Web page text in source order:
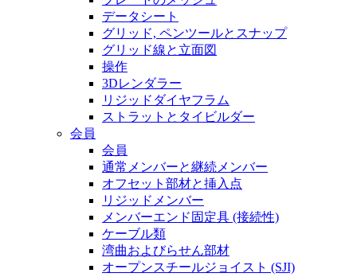
データシート
グリッド, ペンツールとスナップ
グリッド線と立面図
操作
3Dレンダラー
リジッドダイヤフラム
ストラットとタイビルダー
会員
会員
通常メンバーと継続メンバー
オフセット部材と挿入点
リジッドメンバー
メンバーエンド固定具 (接続性)
ケーブル類
湾曲およびらせん部材
オープンスチールジョイスト (SJI)